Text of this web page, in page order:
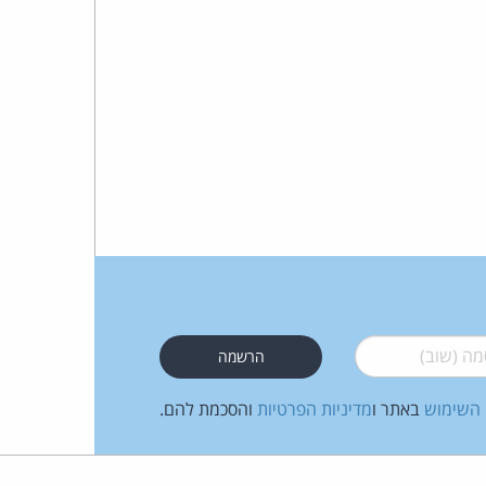
(שוב)*
השימוש באתר ומדיניות הפרטיות והסכמת להם.